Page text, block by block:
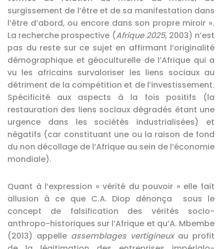
surgissement de l’être et de sa manifestation dans
l’être d’abord, ou encore dans son propre miroir ».
La recherche prospective (Afrique 2025, 2003) n’est
pas du reste sur ce sujet en affirmant l’originalité
démographique et géoculturelle de l’Afrique qui a
vu les africains survaloriser les liens sociaux au
détriment de la compétition et de l’investissement.
Spécificité aux aspects à la fois positifs (la
restauration des liens sociaux dégradés étant une
urgence dans les sociétés industrialisées) et
négatifs (car constituant une ou la raison de fond
du non décollage de l’Afrique au sein de l‘économie
mondiale).
Quant à l’expression « vérité du pouvoir » elle fait
allusion à ce que C.A. Diop dénonça sous le
concept de falsification des vérités socio-
anthropo-historiques sur l’Afrique et qu’A. Mbembe
(2013) appelle assemblages vertigineuxau profit